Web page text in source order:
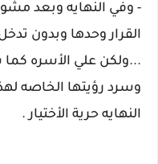
- وفي النهايه وبعد
القرار وحدها وبدون
...ولكن علي الأسره كما
وسرد رؤيتها الخاصه
النهايه حرية الأختيار .